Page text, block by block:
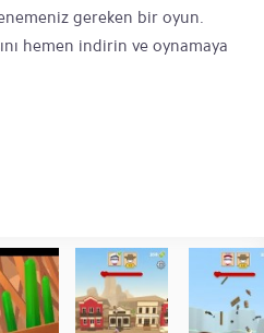
gereken bir oyun.
hemen indirin ve oynamaya